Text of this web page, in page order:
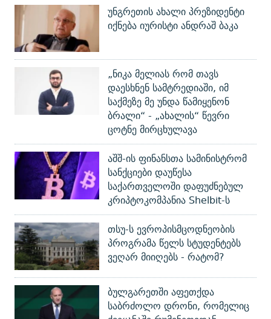
უნგრეთის ახალი პრეზიდენტი
იქნება იურისტი ანდრაშ ბაკა
„ნიკა მელიას რომ თავს
დაესხნენ სამტრედიაში, იმ
საქმეზე მე უნდა წამიყენონ
ბრალი“ - „ახალის“ წევრი
ცოტნე მირცხულავა
აშშ-ის ფინანსთა სამინისტრომ
სანქციები დაუწესა
საქართველოში დაფუძნებულ
კრიპტოკომპანია Shelbit-ს
თსუ-ს ევროპისმცოდნეობის
პროგრამა წელს სტუდენტებს
ვეღარ მიიღებს - რატომ?
ბულგარეთში აფეთქდა
საბრძოლო დრონი, რომელიც